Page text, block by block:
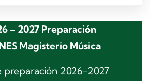
– 2027 Preparación
Magisterio Música
preparación 2026-2027